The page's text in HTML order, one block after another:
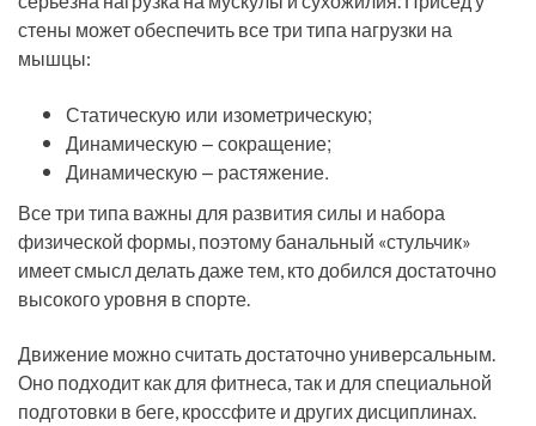
стены может обеспечить все три типа нагрузки на
мышцы:
Статическую или изометрическую;
Динамическую – сокращение;
Динамическую – растяжение.
Все три типа важны для развития силы и набора
физической формы, поэтому банальный «стульчик»
имеет смысл делать даже тем, кто добился достаточно
высокого уровня в спорте.
Движение можно считать достаточно универсальным.
Оно подходит как для фитнеса, так и для специальной
подготовки в беге, кроссфите и других дисциплинах.